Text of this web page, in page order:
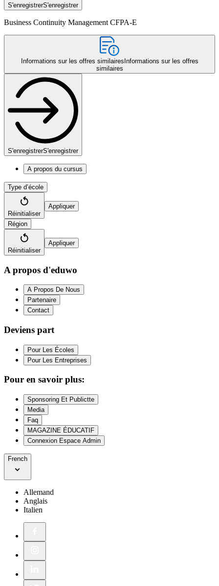
S'enregistrerS'enregistrer
Business Continuity Management CFPA-E
Informations sur les offres similaires Informations sur les offres
similaires
S'enregistrerS'enregistrer
A propos du cursus
Type d’école
Réinitialiser
Appliquer
Région
Réinitialiser
Appliquer
A propos d'eduwo
A Propos De Nous
Partenaire
Contact
Deviens part
Pour Les Écoles
Pour Les Entreprises
Pour en savoir plus:
Sponsoring Et Publictte
Media
Faq
MAGAZINE ÉDUCATIF
Connexion Espace Admin
French
Allemand
Anglais
Italien